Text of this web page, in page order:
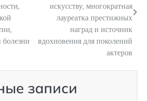
болезни
искусству, многократная
лауреатка престижных
наград и источник
вдохновения для поколений
актеров
записи